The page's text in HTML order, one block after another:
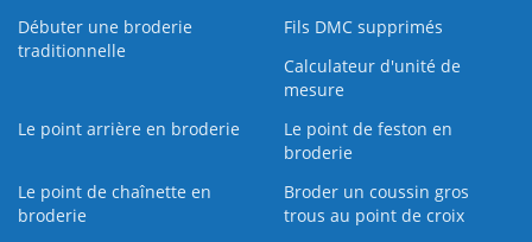
Débuter une broderie
traditionnelle
Fils DMC supprimés
Calculateur d'unité de
mesure
Le point arrière en broderie
Le point de feston en
broderie
Le point de chaînette en
broderie
Broder un coussin gros
trous au point de croix